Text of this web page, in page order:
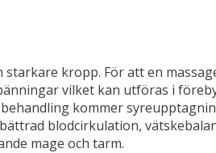
kropp. För att en
vilket kan utföras i
kommer
blodcirkulation,
mage och tarm.